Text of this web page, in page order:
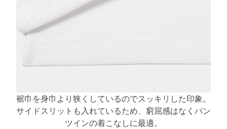
裾巾を身巾より狭くしているのでスッキリした印象。
サイドスリットも入れているため、窮屈感はなくパン
ツインの着こなしに最適。